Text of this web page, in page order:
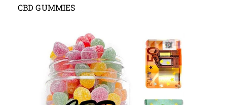
CBD GUMMIES